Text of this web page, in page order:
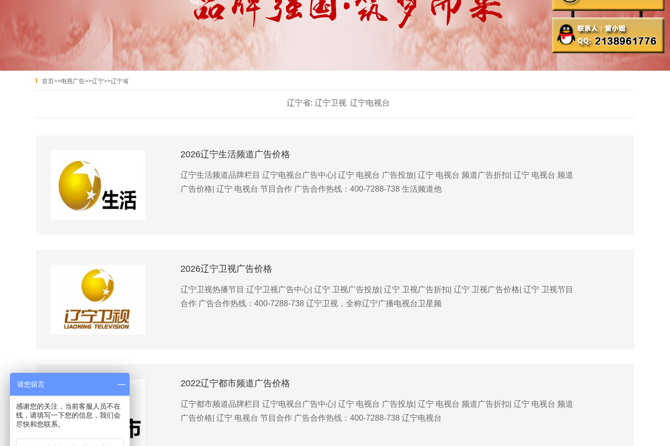
首页>>电视广告>>辽宁>>辽宁省
辽宁省: 辽宁卫视 辽宁电视台
2026辽宁生活频道广告价格
辽宁生活频道品牌栏目 辽宁电视台广告中心| 辽宁 电视台 广告投放| 辽宁 电视台 频道广告折扣| 辽宁 电视台 频道
广告价格| 辽宁 电视台 节目合作 广告合作热线：400-7288-738 生活频道他
2026辽宁卫视广告价格
辽宁卫视热播节目 辽宁卫视广告中心| 辽宁 卫视广告投放| 辽宁 卫视广告折扣| 辽宁 卫视广告价格| 辽宁 卫视节目
合作 广告合作热线：400-7288-738 辽宁卫视，全称辽宁广播电视台卫星频
2022辽宁都市频道广告价格
辽宁都市频道品牌栏目 辽宁电视台广告中心| 辽宁 电视台 广告投放| 辽宁 电视台 频道广告折扣| 辽宁 电视台 频道
广告价格| 辽宁 电视台 节目合作 广告合作热线：400-7288-738 辽宁电视台
请您留言
感谢您的关注，当前客服人员不在
线，请填写一下您的信息，我们会
尽快和您联系。